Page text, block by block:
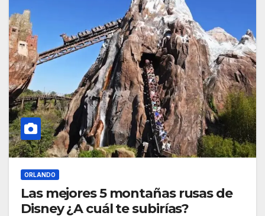
ORLANDO
Las mejores 5 montañas rusas de
Disney ¿A cuál te subirías?